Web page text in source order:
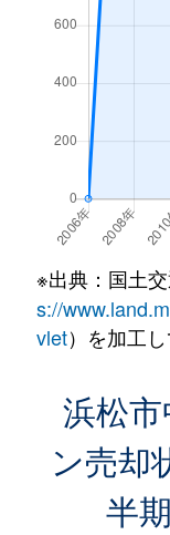
※出典：国土
s://
vlet）を加工
浜松
ン売却
半